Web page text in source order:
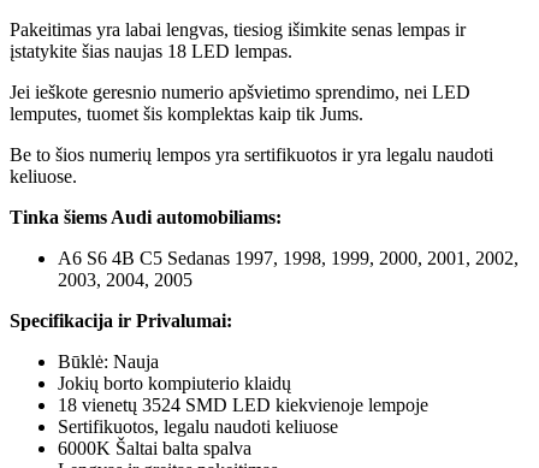
Pakeitimas yra labai lengvas, tiesiog išimkite senas lempas ir
įstatykite šias naujas 18 LED lempas.
Jei ieškote geresnio numerio apšvietimo sprendimo, nei LED
lemputes, tuomet šis komplektas kaip tik Jums.
Be to šios numerių lempos yra sertifikuotos ir yra legalu naudoti
keliuose.
Tinka šiems Audi automobiliams:
A6 S6 4B C5 Sedanas 1997, 1998, 1999, 2000, 2001, 2002,
2003, 2004, 2005
Specifikacija ir Privalumai:
Būklė: Nauja
Jokių borto kompiuterio klaidų
18 vienetų 3524 SMD LED kiekvienoje lempoje
Sertifikuotos, legalu naudoti keliuose
6000K Šaltai balta spalva